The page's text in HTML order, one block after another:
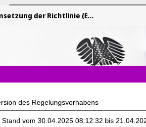
2023/2413 im Bereich Windenergie an Land und Solarenergie
des Regelungsvorhabens